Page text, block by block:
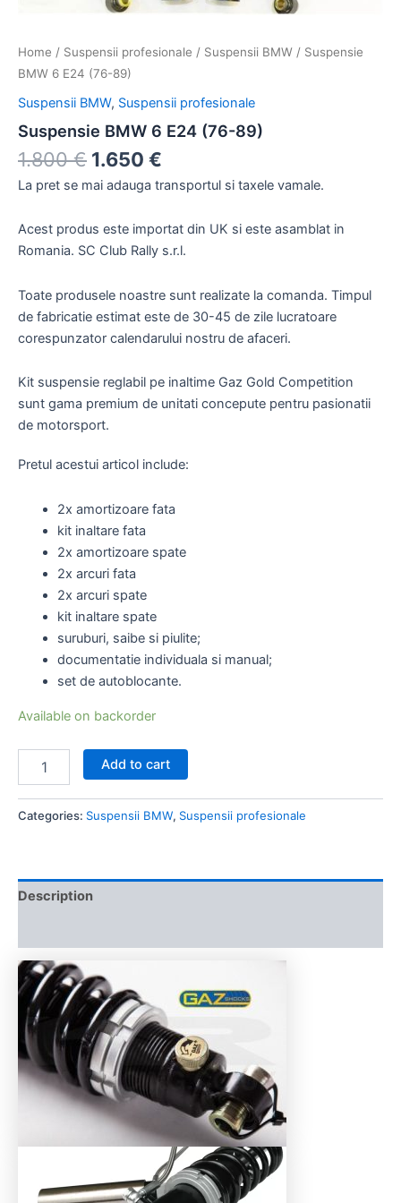
Home / Suspensii profesionale / Suspensii BMW / Suspensie
BMW 6 E24 (76-89)
Suspensii BMW, Suspensii profesionale
Suspensie BMW 6 E24 (76-89)
1.800€ 1.650 €
La pret se mai adauga transportul si taxele vamale.
Acest produs este importat din UK si este asamblat in
Romania. SC Club Rally s.r.l.
Toate produsele noastre sunt realizate la comanda. Timpul
de fabricatie estimat este de 30-45 de zile lucratoare
corespunzator calendarului nostru de afaceri.
Kit suspensie reglabil pe inaltime Gaz Gold Competition
sunt gama premium de unitati concepute pentru pasionatii
de motorsport.
Pretul acestui articol include:
2x amortizoare fata
kit inaltare fata
2x amortizoare spate
2x arcuri fata
2x arcuri spate
kit inaltare spate
suruburi, saibe si piulite;
documentatie individuala si manual;
set de autoblocante.
Available on backorder
Add to cart
Categories: Suspensii BMW, Suspensii profesionale
Description